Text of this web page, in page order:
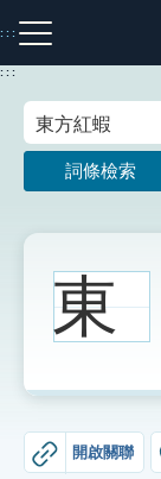
到
主
:::
注音索引圖示
生字詞彙表
:::
詞條檢索
東
開啟關聯